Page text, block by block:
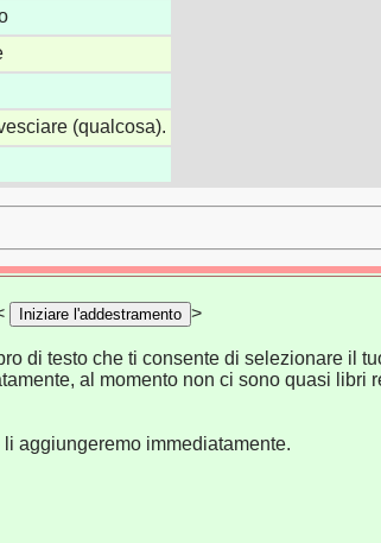
(qualcosa).
Iniziare l'addestramento >
di testo che ti consente di selezionare il
al momento non ci sono quasi libri
aggiungeremo immediatamente.